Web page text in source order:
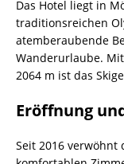
Das Hotel liegt in
traditionsreichen
atemberaubende
Wanderurlaube.
2064 m ist das
Eröffnung
Seit 2016 verwöhnt